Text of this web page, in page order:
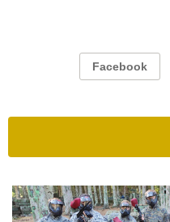
Facebook